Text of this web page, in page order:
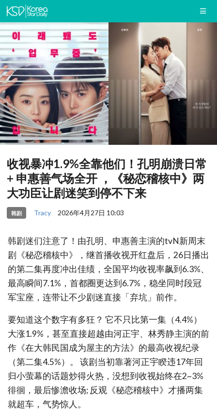
收视暴冲1.9%全靠他们！孔明崩溃日常
+ 申惠善气场全开 ，《秘恋稽核中》两
大功臣让剧迷笑到停不下来
韩剧 Tracy 2026年4月27日 10:03
韩剧迷们注意了！由孔明、申惠善主演的tvN新周末
剧《秘恋稽核中》，继首播收视开红盘后，26日播出
的第二集再度冲出佳绩，全国平均收视率飙到6.3%、
最高瞬间7.1%，首都圈更达到6.7%，稳坐同时段冠
军宝座，连带让不少剧迷直接「弃坑」前作。
要知道这个数字有多狂？ 它不只比第一集（4.4%）
大涨1.9%，甚至直接超越由河正宇、林秀静主演的前
作《在大韩民国成为屋主的方法》的最高收视纪录
（第二集4.5%）。 该剧当初靠著河正宇睽违17年回
归小萤幕的话题炒得火热，没想到收视始终在2~3%
徘徊，最后惨澹收场; 反观《秘恋稽核中》才播两集
就超车，气势惊人。